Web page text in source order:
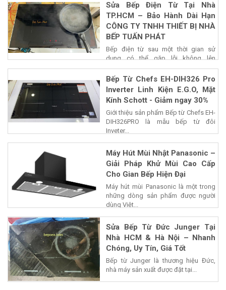
Sửa Bếp Điện Từ Tại Nhà
TP.HCM – Bảo Hành Dài Hạn
CÔNG TY TNHH THIẾT BỊ NHÀ
BẾP TUẤN PHÁT
Bếp điện từ sau một thời gian sử
dụng có thể gặp lỗi không lên
nguồn,...
Bếp Từ Chefs EH-DIH326 Pro
Inverter Linh Kiện E.G.O, Mặt
Kính Schott - Giảm ngay 30%
Giới thiệu sản phẩm Bếp từ Chefs EH-
DIH326PRO là mẫu bếp từ đôi
Inveter...
Máy Hút Mùi Nhật Panasonic –
Giải Pháp Khử Mùi Cao Cấp
Cho Gian Bếp Hiện Đại
Máy hút mùi Panasonic là một trong
những dòng sản phẩm được người
dùng Việt...
Sửa Bếp Từ Đức Junger Tại
Nhà HCM & Hà Nội – Nhanh
Chóng, Uy Tín, Giá Tốt
Bếp từ Junger là thương hiệu Đức,
nhà máy sản xuất được đặt tại...